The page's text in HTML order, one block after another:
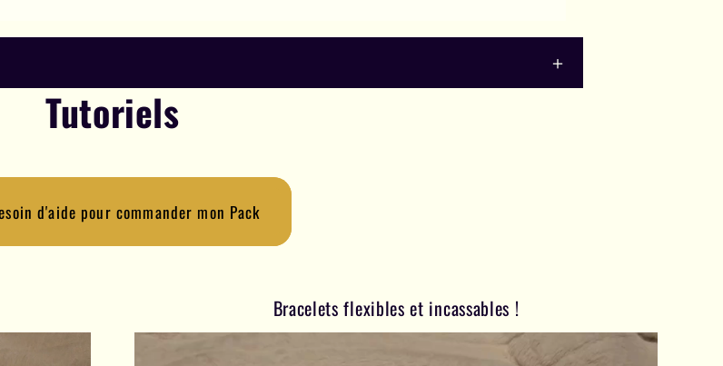
Tutoriels
d'aide pour commander mon Pack
Bracelets flexibles et incassables !